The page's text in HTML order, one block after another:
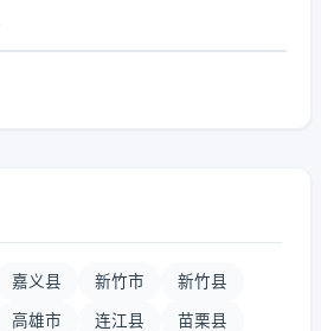
嘉义县 新竹市 新竹县
高雄市 连江县 苗栗县